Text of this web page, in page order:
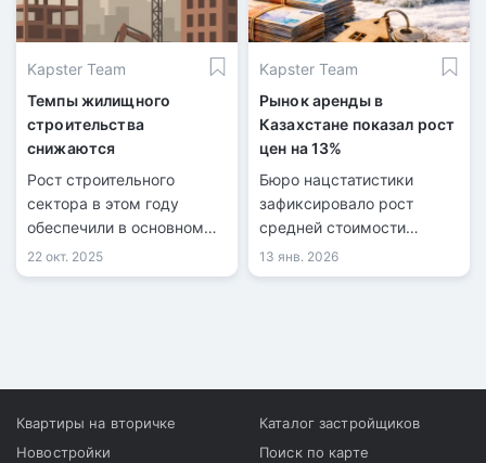
Kapster Team
Темпы жилищного
строительства
снижаются
Рост строительного
сектора в этом году
обеспечили в основном
государственные
программы и отдельные
22 окт. 2025
Kapster Team
Рынок аренды в
Казахстане показал рост
цен на 13%
Бюро нацстатистики
зафиксировало рост
средней стоимости
аренды жилья в
Казахстане.
13 янв. 2026
Квартиры на вторичке
Новостройки
Каталог застройщиков
Поиск по карте